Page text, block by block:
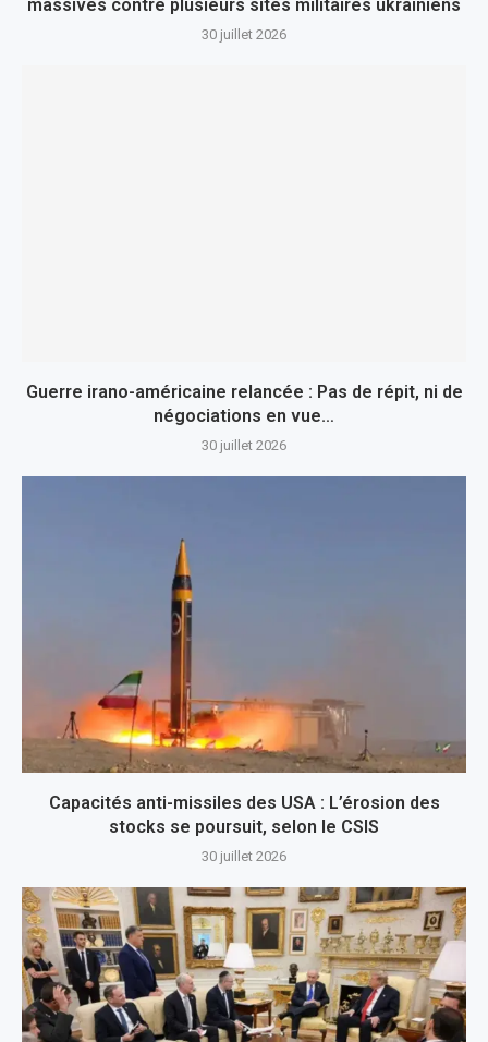
massives contre plusieurs sites militaires ukrainiens
30 juillet 2026
Guerre irano-américaine relancée : Pas de répit, ni de
négociations en vue…
30 juillet 2026
Capacités anti-missiles des USA : L’érosion des
stocks se poursuit, selon le CSIS
30 juillet 2026